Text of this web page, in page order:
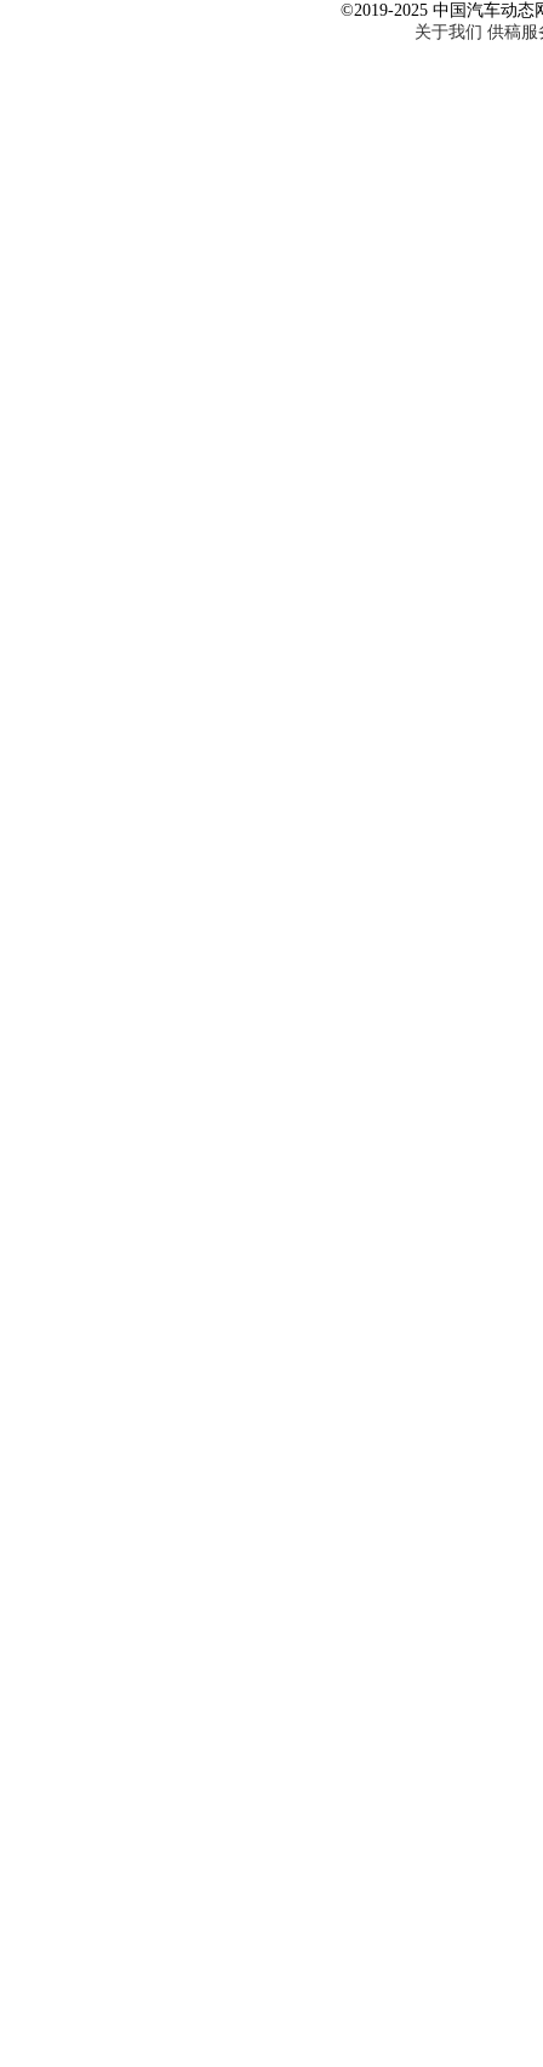
©2019-2025 中国汽车动态
关于我们 供稿服